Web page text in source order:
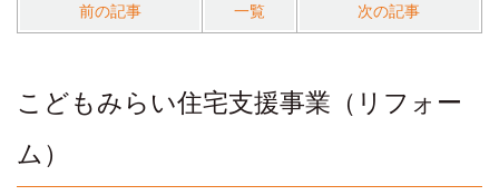
前の記事 一覧 次の記事
こどもみらい住宅支援事業（リフォー
ム）